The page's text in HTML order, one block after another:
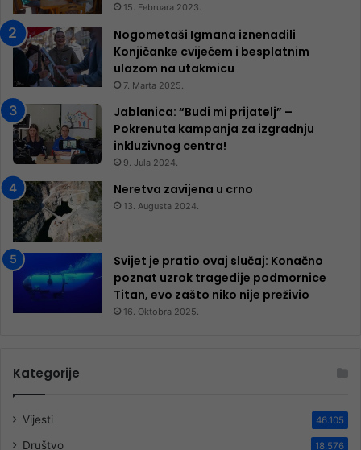
15. Februara 2023.
Nogometaši Igmana iznenadili
Konjičanke cvijećem i besplatnim
ulazom na utakmicu
7. Marta 2025.
Jablanica: “Budi mi prijatelj” –
Pokrenuta kampanja za izgradnju
inkluzivnog centra!
9. Jula 2024.
Neretva zavijena u crno
13. Augusta 2024.
Svijet je pratio ovaj slučaj: Konačno
poznat uzrok tragedije podmornice
Titan, evo zašto niko nije preživio
16. Oktobra 2025.
Kategorije
Vijesti 46.105
Društvo 18.576